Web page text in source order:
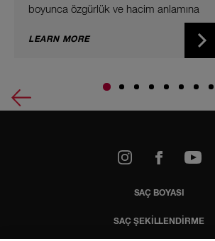
boyunca özgürlük ve hacim anlamına
buklelerini evde yeniden yaratmaya
LEARN MORE
SAÇ BOYASI
SAÇ ŞEKİLLENDİRME